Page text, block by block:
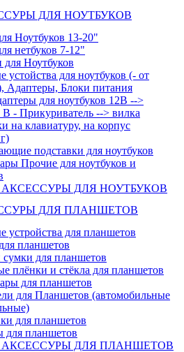
ДЛЯ НОУТБУКОВ
Ноутбуков 13-20"
нетбуков 7-12"
для Ноутбуков
устойства для ноутбуков (- от
Адаптеры, Блоки питания
для ноутбуков 12В -->
В - Прикуриватель --> вилка
на клавиатуру, на корпус
подставки для ноутбуков
Прочие для ноутбуков и
АКСЕССУРЫ ДЛЯ НОУТБУКОВ
ДЛЯ ПЛАНШЕТОВ
устройства для планшетов
планшетов
для планшетов
плёнки и стёкла для планшетов
для планшетов
для Планшетов (автомобильные
для планшетов
для планшетов
АКСЕССУРЫ ДЛЯ ПЛАНШЕТОВ